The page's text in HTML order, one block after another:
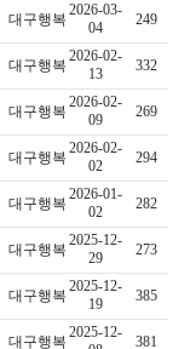
대구행복
2026-03-
04
249
대구행복
2026-02-
13
332
대구행복
2026-02-
09
269
대구행복
2026-02-
02
294
대구행복
2026-01-
02
282
대구행복
2025-12-
29
273
대구행복
2025-12-
19
385
대구행복
2025-12-
381